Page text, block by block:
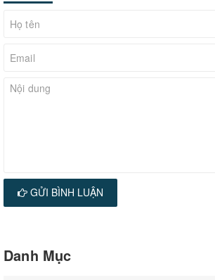
GỬI BÌNH LUẬN
Danh Mục